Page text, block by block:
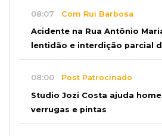
08:07 Com Rui Barbosa
Acidente na Rua Antônio
lentidão e interdição parcial
08:00 Post Patrocinado
Studio Jozi Costa ajuda
verrugas e pintas